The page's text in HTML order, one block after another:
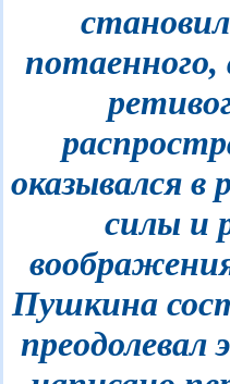
потаенного,
оказывался в
силы и
Пушкина